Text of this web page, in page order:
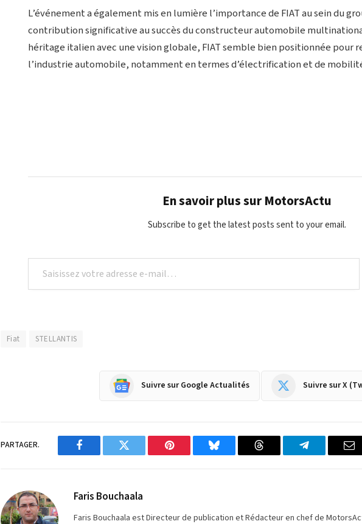
L’événement a également mis en lumière l’importance de FIAT au sein du
contribution significative au succès du constructeur automobile
héritage italien avec une vision globale, FIAT semble bien positionnée pour
l’industrie automobile, notamment en termes d’électrification et de
En savoir plus sur MotorsActu
Subscribe to get the latest posts sent to your email.
Saisissez votre adresse e-mail…
Fiat STELLANTIS
Suivre sur Google Actualités Suivre sur X
PARTAGER.
Facebook Twitter Pinterest Bluesky Threads
Partager
Faris Bouchaala
Faris Bouchaala est Directeur de publication et Rédacteur en chef de